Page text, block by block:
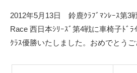
2012年5月13日 鈴鹿ｸﾗﾌﾞﾏﾝﾚｰｽ第3
Race 西日本ｼﾘｰｽﾞ第4戦に車椅子ﾄﾞ
ｸﾗｽ優勝いたしました。おめでとうご